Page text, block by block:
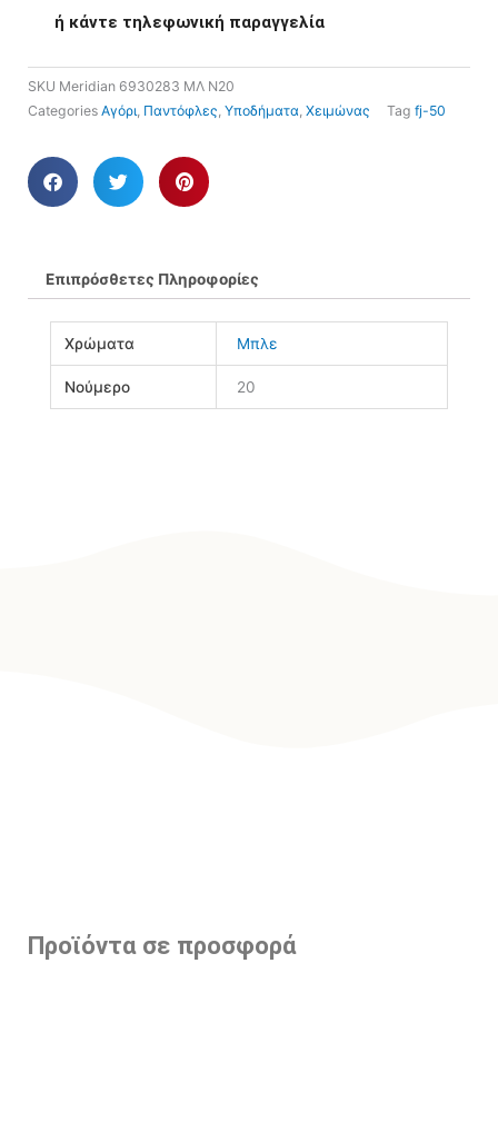
ή κάντε τηλεφωνική παραγγελία
SKU Meridian 6930283 ΜΛ Ν20
Categories Αγόρι Παντόφλες Υποδήματα Χειμώνας Tag fj-50
Επιπρόσθετες Πληροφορίες
Χρώματα Μπλε
Νούμερο 20
Προϊόντα σε προσφορά